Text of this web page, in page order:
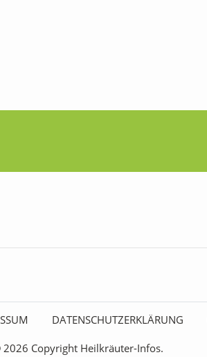
DATENSCHUTZERKLÄRUNG
Copyright Heilkräuter-Infos.